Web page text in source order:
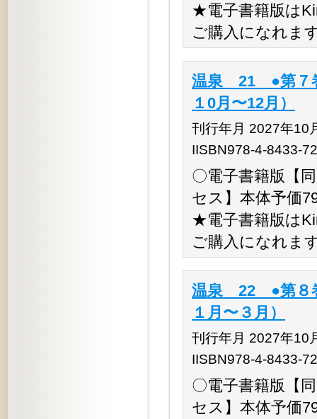
★電子書籍版は
ご購入になれま
温泉 21 ●第７巻
１0月〜12月）
刊行年月 2027年10
IISBN978-4-8433-
〇電子書籍版【
セス】本体予価
★電子書籍版は
ご購入になれま
温泉 22 ●第８巻
１月〜３月）
刊行年月 2027年10
IISBN978-4-8433-
〇電子書籍版【
セス】本体予価